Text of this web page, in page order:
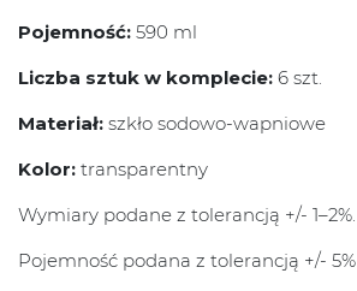
Pojemność: 590 ml
Liczba sztuk w komplecie: 6 szt.
Materiał: szkło sodowo-wapniowe
Kolor: transparentny
Wymiary podane z tolerancją +/- 1–2%.
Pojemność podana z tolerancją +/- 5%